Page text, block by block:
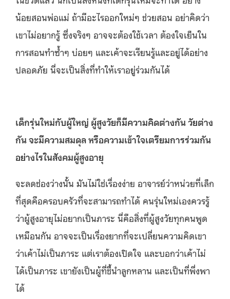
น้อยสอนพ่อแม่ ถ้ามีอะไรออกใหม่ๆ ช่วยสอน อย่าคิดว่า
เขาไม่อยากรู้ ซึ่งจริงๆ อาจจะต้องใช้เวลา ต้องใจเย็นใน
การสอนทำซ้ำๆ บ่อยๆ และเค้าจะเรียนรู้และอยู่ได้อย่าง
ปลอดภัย นี่จะเป็นสิ่งที่ทำให้เราอยู่ร่วมกันได้
เด็กรุ่นใหม่กับผู้ใหญ่ ผู้สูงวัยก็มีความคิดต่างกัน วัยต่าง
กัน จะมีความสมดุล หรือความเข้าใจเตรียมการร่วมกัน
อย่างไรในสังคมผู้สูงอายุ
จะลดช่องว่างนั้น มันไม่ใช่เรื่องง่าย อาจารย์ว่าหน่วยที่เล็ก
ที่สุดคือครอบครัวที่จะสามารถทำได้ คนรุ่นใหม่เองควรรู้
ว่าผู้สูงอายุไม่อยากเป็นภาระ นี่คือสิ่งที่ผู้สูงวัยทุกคนพูด
เหมือนกัน อาจจะเป็นเรื่องยากที่จะเปลี่ยนความคิดเขา
ว่าเค้าไม่เป็นภาระ แต่เราต้องเปิดใจ และบอกว่าเค้าไม่
ได้เป็นภาระ เขายังเป็นผู้ที่ชี้นำลูกหลาน และเป็นที่พึ่งพา
ได้